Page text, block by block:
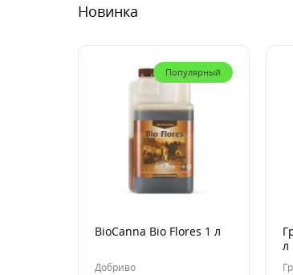
Новинка
Популярный
BioCanna Bio Flores 1 л
Добриво
л